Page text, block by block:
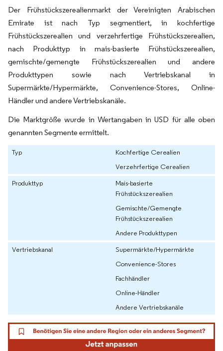
Der Frühstückszerealienmarkt der Vereinigten Arabischen
Emirate ist nach Typ segmentiert, in kochfertige
Frühstückszerealien und verzehrfertige Frühstückszerealien,
nach Produkttyp in mais-basierte Frühstückszerealien,
gemischte/gemengte Frühstückszerealien und andere
Produkttypen sowie nach Vertriebskanal in
Supermärkte/Hypermärkte, Convenience-Stores, Online-
Händler und andere Vertriebskanäle.
Die Marktgröße wurde in Wertangaben in USD für alle oben
genannten Segmente ermittelt.
Typ
Kochfertige Cerealien
Verzehrfertige Cerealien
Produkttyp
Mais-basierte
Frühstückszerealien
Gemischte/Gemengte
Frühstückszerealien
Andere Produkttypen
Vertriebskanal
Supermärkte/Hypermärkte
Convenience-Stores
Fachhändler
Online-Händler
Andere Vertriebskanäle